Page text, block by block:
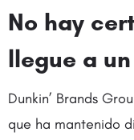
No hay
llegue a
Dunkin’ Brands
que ha mantenido